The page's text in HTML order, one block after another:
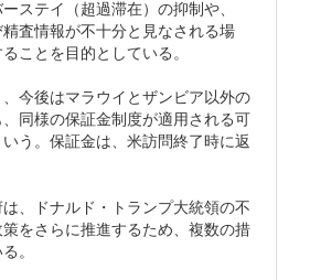
ステイ（超過滞在）の抑制や、
精査情報が不十分と見なされる場
ことを目的としている。
今後はマラウイとザンビア以外の
同様の保証金制度が適用される可
う。保証金は、米訪問終了時に返
、ドナルド・トランプ大統領の不
をさらに推進するため、複数の措
。